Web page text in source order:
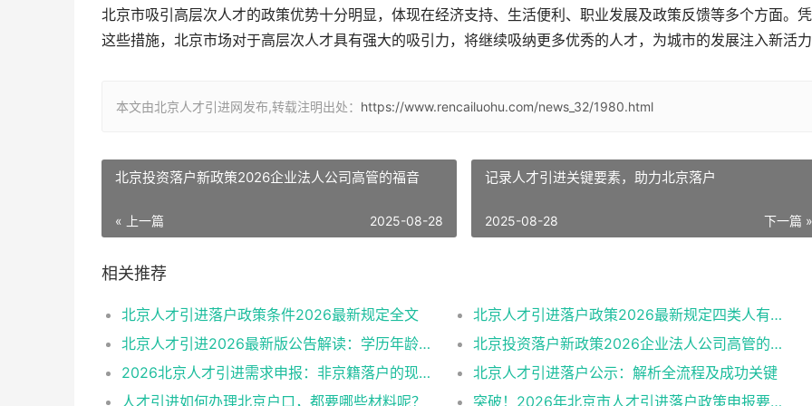
北京市吸引高层次人才的政策优势十分明显，体现在经济支持、生活便利、职业发展及政策反馈等多个方面。
这些措施，北京市场对于高层次人才具有强大的吸引力，将继续吸纳更多优秀的人才，为城市的发展注入新活力
本文由北京人才引进网发布,转载注明出处： https://www.rencailuohu.com/news_32/1980.html
北京投资落户新政策2026企业法人公司高管的福音
« 上一篇 2025-08-28
记录人才引进关键要素，助力北京落户
下一篇 »
2025-08-28
相关推荐
北京人才引进落户政策条件2026最新规定全文
北京人才引进落户政策2026最新规定四类人有资格
北京人才引进2026最新版公告解读：学历年龄是门槛
北京投资落户新政策2026企业法人公司高管的福音
2026北京人才引进需求申报：非京籍落户的现状与困境
北京人才引进落户公示：解析全流程及成功关键
人才引进如何办理北京户口，都要哪些材料呢？
突破！2026年北京市人才引进落户政策申报要求操作指南